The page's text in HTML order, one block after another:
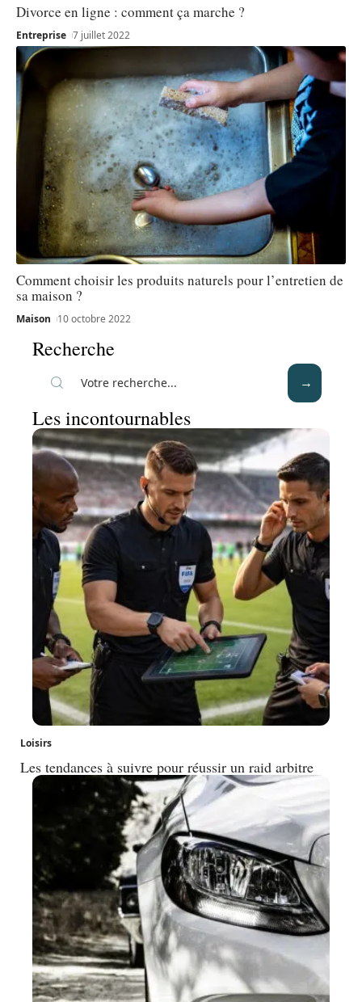
Divorce en ligne : comment ça marche ?
Entreprise 7 juillet 2022
Comment choisir les produits naturels pour l’entretien de
sa maison ?
Maison 10 octobre 2022
Recherche
Les incontournables
Loisirs
Les tendances à suivre pour réussir un raid arbitre